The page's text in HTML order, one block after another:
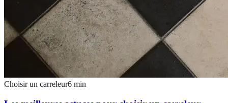
Choisir un carreleur6 min